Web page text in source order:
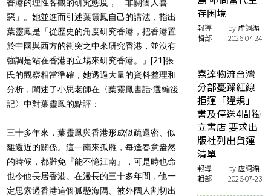
香港的理性客觀的研究態度，「非關個人喜
惡」。她並進而引述葉靈鳳自己的講法，指出
葉靈鳳是「從歷史的角度研究香港，把香港置
於中國與西方的衝突之中來研究香港，並沒有
強調是站在香港的立場來研究香港。」[21]張
氏的觀察相當準確，她透過大量的資料整理和
分析，闡述了小思老師在〈葉靈鳳書話‧選編後
記〉中對葉靈鳳的點評：
三十多年來，葉靈鳳與香港形成似疏還密、似
離還近的關係。這一南來孤雁，每逢春意盎然
的時候，都難免『能不憶江南』，可是時也命
也令他長居香港。在漫長的三十多年間，他一
定思索過香港這個孤懸海隅、被外國人割切出
存困境
報導 | by 虛詞編
輯部 | 2026-07-24
嘉達物流台灣
分部憂踩紅線
拒運「違規」
書及停送4間獨
立書店 要求出
版社列出貨運
清單
報導 | by 虛詞編
輯部 | 2026-07-23